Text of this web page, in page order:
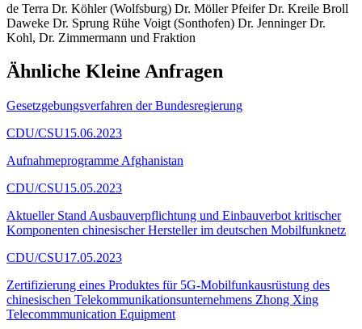
de Terra Dr. Köhler (Wolfsburg) Dr. Möller Pfeifer Dr. Kreile Broll
Daweke Dr. Sprung Rühe Voigt (Sonthofen) Dr. Jenninger Dr.
Kohl, Dr. Zimmermann und Fraktion
Ähnliche Kleine Anfragen
Gesetzgebungsverfahren der Bundesregierung
CDU/CSU15.06.2023
Aufnahmeprogramme Afghanistan
CDU/CSU15.05.2023
Aktueller Stand Ausbauverpflichtung und Einbauverbot kritischer
Komponenten chinesischer Hersteller im deutschen Mobilfunknetz
CDU/CSU17.05.2023
Zertifizierung eines Produktes für 5G-Mobilfunkausrüstung des
chinesischen Telekommunikationsunternehmens Zhong Xing
Telecommmunication Equipment